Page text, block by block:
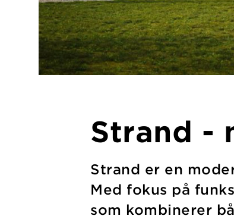
Strand -
Strand er en
Med fokus på
som kombinerer